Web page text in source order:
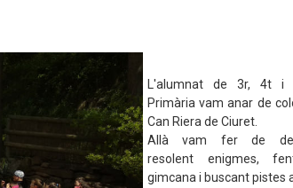
L'alumnat de 3r, 4t i
Primària vam anar de
Can Riera de Ciuret.
Allà vam fer de
resolent enigmes,
gimcana i buscant pistes